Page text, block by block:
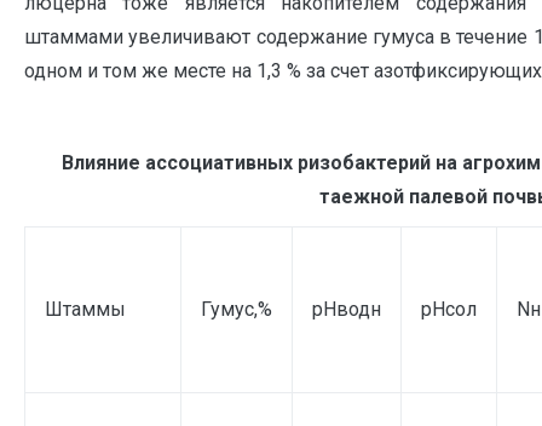
штаммами увеличивают содержание гумуса в течение
одном и том же месте на 1,3 % за счет
Влияние ассоциативных ризобактерий на
таежной палевой
Штаммы Гумус,% рНводн рНсол